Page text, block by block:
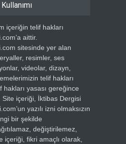
içeriğin telif hakları
aittir.
sitesinde yer alan
resimler, ses
videolar, dizayn,
telif hakları
hakları yasası gereğince
Site içeriği, İktibas Dergisi
yazılı izni olmaksızın
bir şekilde
değiştirilemez,
içeriği, fikri amaçlı olarak,